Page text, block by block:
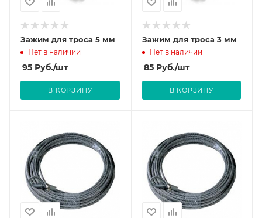
Зажим для троса 5 мм
Нет в наличии
95 Руб./шт
В КОРЗИНУ
Зажим для троса 3 мм
Нет в наличии
85Руб./шт
В КОРЗИНУ